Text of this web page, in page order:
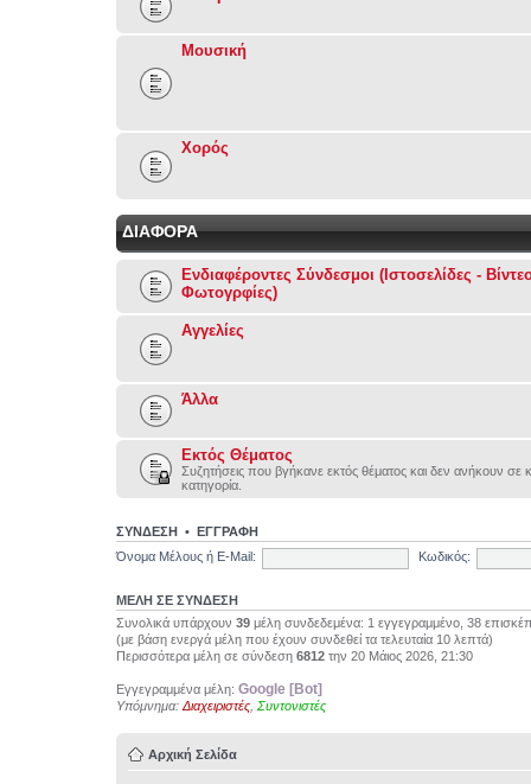
Μουσική
Χορός
ΔΙΑΦΟΡΑ
Ενδιαφέροντες Σύνδεσμοι (Ιστοσελίδες -
Φωτογρφίες)
Αγγελίες
Άλλα
Εκτός Θέματος
Συζητήσεις που βγήκανε εκτός θέματος και δεν ανήκουν σε
κατηγορία.
ΣΥΝΔΕΣΗ • ΕΓΓΡΑΦΗ
Όνομα Μέλους ή E-Mail:
Κωδικός:
ΜΕΛΗ ΣΕ ΣΥΝΔΕΣΗ
Συνολικά υπάρχουν 39 μέλη συνδεδεμένα: 1 εγγεγραμμένο, 38
(με βάση ενεργά μέλη που έχουν συνδεθεί τα τελευταία 10 λεπτά)
Περισσότερα μέλη σε σύνδεση 6812 την 20 Μάιος 2026, 21:30
Εγγεγραμμένα μέλη: Google [Bot]
Υπόμνημα: Διαχειριστές Συντονιστές
Αρχική Σελίδα